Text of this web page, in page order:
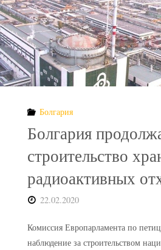
платформы
обнаружили
радиоактивную
Болгария
Болгария
строительство
радиоактивных
22.02.2020
Комиссия Европарламента по
наблюдение за строительством